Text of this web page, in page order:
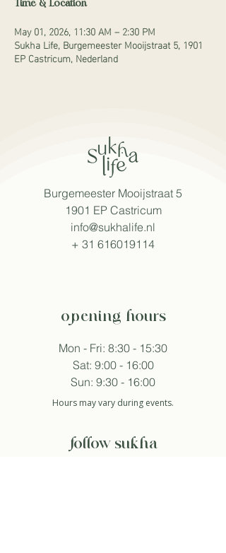
Time & Location
May 01, 2026, 11:30 AM – 2:30 PM
Sukha Life, Burgemeester Mooijstraat 5, 1901
EP Castricum, Nederland
Burgemeester Mooijstraat 5
1901 EP Castricum
info@sukhalife.nl
+ 31 616019114
opening hours
Mon - Fri: 8:30 - 15:30
Sat: 9:00 - 16:00
Sun: 9:30 - 16:00
Hours may vary during events.
follow sukha